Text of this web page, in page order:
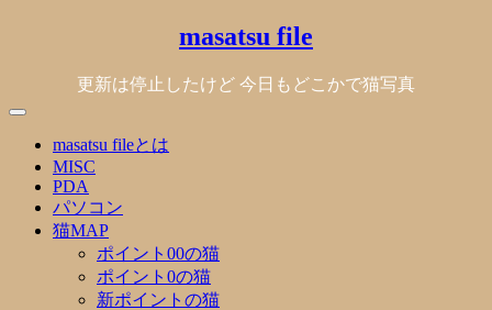
masatsu file
更新は停止したけど 今日もどこかで猫写真
masatsu fileとは
MISC
PDA
パソコン
猫MAP
ポイント00の猫
ポイント0の猫
新ポイントの猫